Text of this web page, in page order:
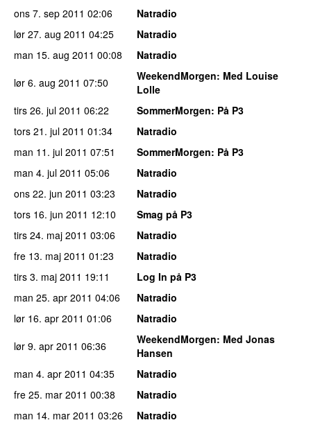
ons 7. sep 2011 02:06
Natradio
lør 27. aug 2011 04:25
Natradio
man 15. aug 2011 00:08
Natradio
lør 6. aug 2011 07:50 WeekendMorgen: Med Louise
Lolle
tirs 26. jul 2011 06:22 SommerMorgen: På P3
tors 21. jul 2011 01:34
Natradio
man 11. jul 2011 07:51 SommerMorgen: På P3
man 4. jul 2011 05:06
Natradio
ons 22. jun 2011 03:23
Natradio
tors 16. jun 2011 12:10
Smag på P3
tirs 24. maj 2011 03:06
Natradio
fre 13. maj 2011 01:23
Natradio
tirs 3. maj 2011 19:11
Log In på P3
man 25. apr 2011 04:06
Natradio
lør 16. apr 2011 01:06
Natradio
lør 9. apr 2011 06:36 WeekendMorgen: Med Jonas
Hansen
man 4. apr 2011 04:35
Natradio
fre 25. mar 2011 00:38
Natradio
man 14. mar 2011 03:26
Natradio